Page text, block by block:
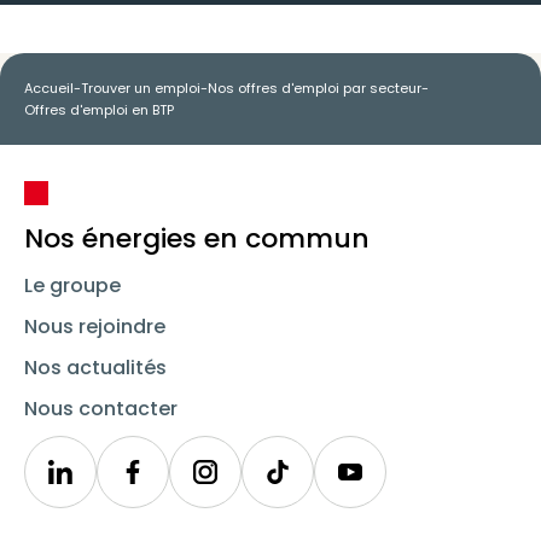
Accueil-Trouver un emploi-Nos offres d'emploi par secteur-
Offres d'emploi en BTP
Nos énergies en commun
Le groupe
Nous rejoindre
Nos actualités
Nous contacter
LinkedinSynergieInstagramTikTok Youtube